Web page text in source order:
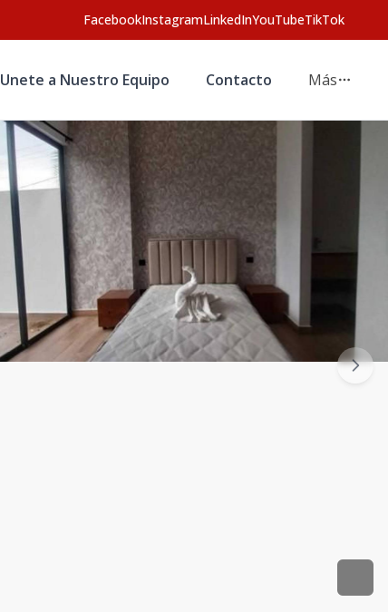
FacebookInstagramLinkedInYouTubeTikTok
Unete a Nuestro Equipo Contacto Más